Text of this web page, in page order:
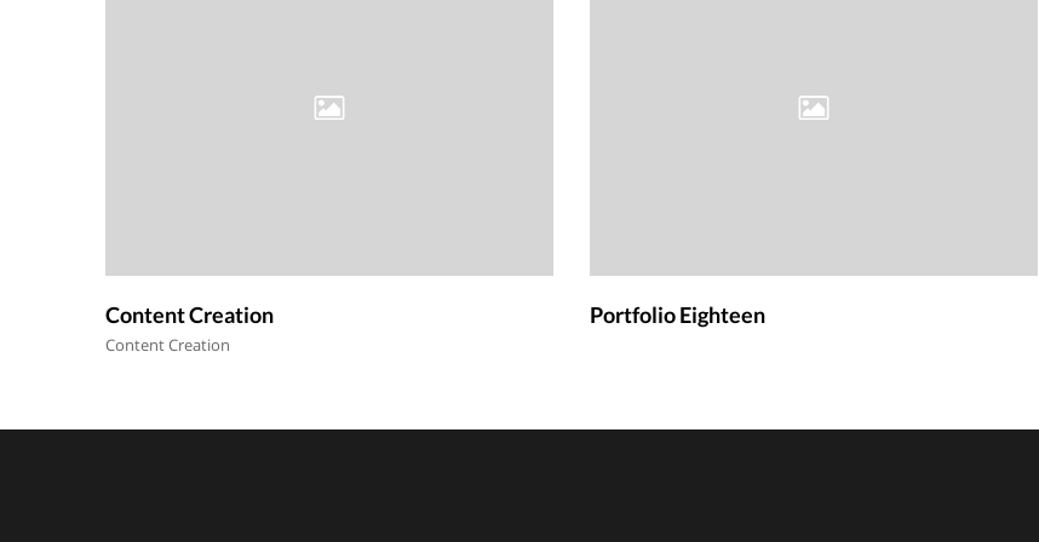
Content Creation
Content Creation
Portfolio Eighteen